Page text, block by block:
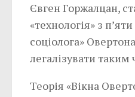
Євген Горжалцан,
«технологія» з
соціолога»
легалізувати
Теорія «Вікна